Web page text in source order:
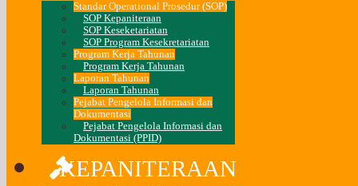
Standar Operational Prosedur (SOP)
SOP Kepaniteraan
SOP Keseketariatan
SOP Program Kesekretariatan
Program Kerja Tahunan
Program Kerja Tahunan
Laporan Tahunan
Laporan Tahunan
Pejabat Pengelola Informasi dan
Dokumentasi
Pejabat Pengelola Informasi dan
Dokumentasi (PPID)
KEPANITERAAN